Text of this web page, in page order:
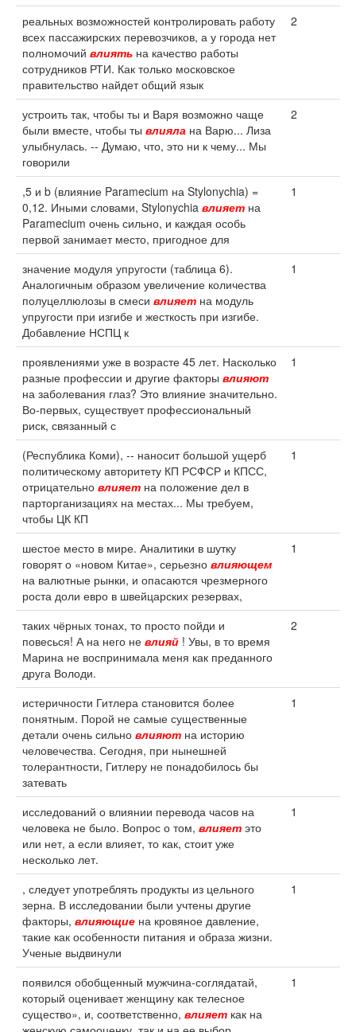
реальных возможностей контролировать работу
всех пассажирских перевозчиков, а у города нет
полномочий влиять на качество работы
сотрудников РТИ. Как только московское
правительство найдет общий язык
2
устроить так, чтобы ты и Варя возможно чаще
были вместе, чтобы ты влияла на Варю... Лиза
улыбнулась. -- Думаю, что, это ни к чему... Мы
говорили
2
,5 и b (влияние Paramecium на Stylonychia) =
0,12. Иными словами, Stylonychia влияет на
Paramecium очень сильно, и каждая особь
первой занимает место, пригодное для
1
значение модуля упругости (таблица 6).
Аналогичным образом увеличение количества
полуцеллюлозы в смеси влияет на модуль
упругости при изгибе и жесткость при изгибе.
Добавление НСПЦ к
1
проявлениями уже в возрасте 45 лет. Насколько
разные профессии и другие факторы влияют
на заболевания глаз? Это влияние значительно.
Во-первых, существует профессиональный
риск, связанный с
1
(Республика Коми), -- наносит большой ущерб
политическому авторитету КП РСФСР и КПСС,
отрицательно влияет на положение дел в
парторганизациях на местах... Мы требуем,
чтобы ЦК КП
1
шестое место в мире. Аналитики в шутку
говорят о «новом Китае», серьезно влияющем
на валютные рынки, и опасаются чрезмерного
роста доли евро в швейцарских резервах,
1
таких чёрных тонах, то просто пойди и
повесься! А на него не влияй ! Увы, в то время
Марина не воспринимала меня как преданного
друга Володи.
2
истеричности Гитлера становится более
понятным. Порой не самые существенные
детали очень сильно влияют на историю
человечества. Сегодня, при нынешней
толерантности, Гитлеру не понадобилось бы
затевать
1
исследований о влиянии перевода часов на
человека не было. Вопрос о том, влияет это
или нет, а если влияет, то как, стоит уже
несколько лет.
1
, следует употреблять продукты из цельного
зерна. В исследовании были учтены другие
факторы, влияющие на кровяное давление,
такие как особенности питания и образа жизни.
Ученые выдвинули
1
появился обобщенный мужчина-соглядатай,
который оценивает женщину как телесное
существо», и, соответственно, влияет как на
1